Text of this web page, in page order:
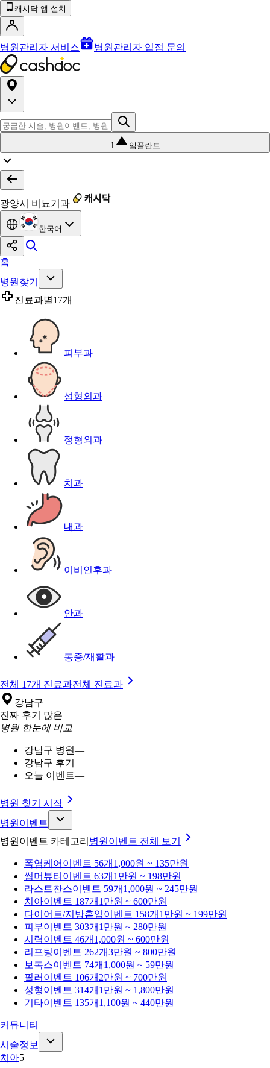
캐시닥 앱 설치
병원관리자 서비스 병원관리자 입점 문의
1 임플란트
광양시 비뇨기과
한국어
홈
병원찾기
진료과별17개
피부과
성형외과
정형외과
치과
내과
이비인후과
안과
통증/재활과
전체 17개 진료과전체 진료과
강남구
진짜 후기 많은
병원 한눈에 비교
강남구 병원—
강남구 후기 —
오늘 이벤트—
병원 찾기 시작
병원이벤트
병원이벤트 카테고리 병원이벤트 전체 보기
폭염케어 이벤트 56개 1,000원 ~ 135만원
썸머뷰티 이벤트 63개 1만원 ~ 198만원
라스트찬스이벤트 59개 1,000원 ~ 245만원
치아이벤트 187개 1만원 ~ 600만원
다이어트/지방흡입이벤트 158개 1만원 ~ 199만원
피부이벤트 303개 1만원 ~ 280만원
시력이벤트 46개 1,000원 ~ 600만원
리프팅이벤트 262개3만원 ~ 800만원
보톡스이벤트 74개 1,000원 ~ 59만원
필러 이벤트 106개 2만원 ~ 700만원
성형이벤트 314개 1만원 ~ 1,800만원
기타이벤트 135개 1,100원 ~ 440만원
커뮤니티
시술정보
치아5